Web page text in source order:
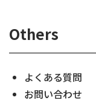
Others
よくある質問
お問い合わせ